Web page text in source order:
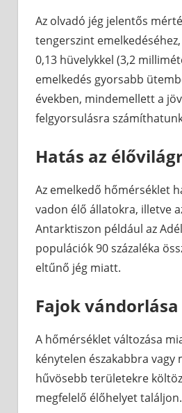
Az olvadó jég jelentős
tengerszint
0,13 hüvelykkel (3,2
emelkedés gyorsabb
években, mindemellett a
felgyorsulásra
Hatás az
Az emelkedő hőmérséklet
vadon élő állatokra, illetve
Antarktiszon például az
populációk 90 százaléka
eltűnő jég miatt.
Fajok vándorlása
A hőmérséklet változása
kénytelen északabbra vagy
hűvösebb területekre
megfelelő élőhelyet találjon.